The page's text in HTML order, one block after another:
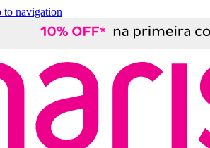
to navigation